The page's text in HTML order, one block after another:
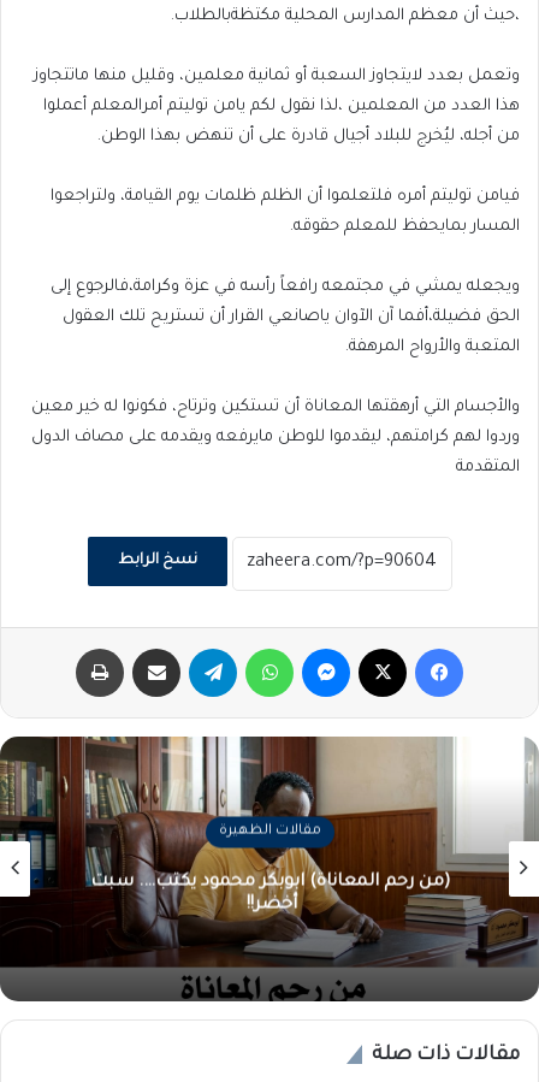
،حيث أن معظم المدارس المحلية مكتظةبالطلاب.
وتعمل بعدد لايتجاوز السعبة أو ثمانية معلمين، وقليل منها ماتتجاوز
هذا العدد من المعلمين ،لذا نقول لكم يامن توليتم أمرالمعلم أعملوا
من أجله، ليُخرج للبلاد أجيال قادرة على أن تنهض بهذا الوطن.
فيامن توليتم أمره فلتعلموا أن الظلم ظلمات يوم القيامة، ولتراجعوا
المسار بمايحفظ للمعلم حقوقه.
ويجعله يمشي في مجتمعه رافعاً رأسه في عزة وكرامة،فالرجوع إلى
الحق فضيلة،أفما آن الآوان ياصانعي القرار أن تستريح تلك العقول
المتعبة والأرواح المرهفة.
والأجسام التي أرهقتها المعاناة أن تستكين وترتاح، فكونوا له خير معين
وردوا لهم كرامتهم، ليقدموا للوطن مايرفعه ويقدمه على مصاف الدول
المتقدمة
نسخ الرابط
فيسبوك ماسنجر واتساب تيلقرام مشاركة عبر البريد
مقالات الظهيرة
(من رحم المعاناة) ابوبكر محمود يكتب…. سبت
أخضر!!
مقالات ذات صلة